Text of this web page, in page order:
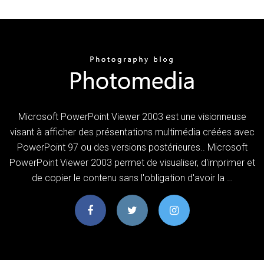
Microsoft PowerPoint Viewer 2003 est une visionneuse
visant à afficher des présentations multimédia créées avec
PowerPoint 97 ou des versions postérieures.. Microsoft
PowerPoint Viewer 2003 permet de visualiser, d'imprimer et
de copier le contenu sans l'obligation d'avoir la …